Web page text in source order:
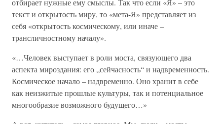
отбирает нужные ему смыслы. Так что если «Я» – это
текст и открытость миру, то «мета-Я» представляет из
себя «открытость космическому, или иначе –
трансличностному началу».
«…Человек выступает в роли моста, связующего два
аспекта мироздания: его „сейчасность“ и надвременность.
Космическое начало – надвременно. Оно хранит в себе
как неизжитые прошлые культуры, так и потенциальное
многообразие возможного будущего…»